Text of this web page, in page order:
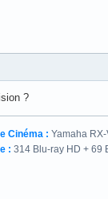
?
Cinéma : Yamaha
: 314 Blu-ray HD + 69